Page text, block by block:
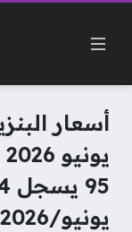
يونيو/2026 – 12:07 ص